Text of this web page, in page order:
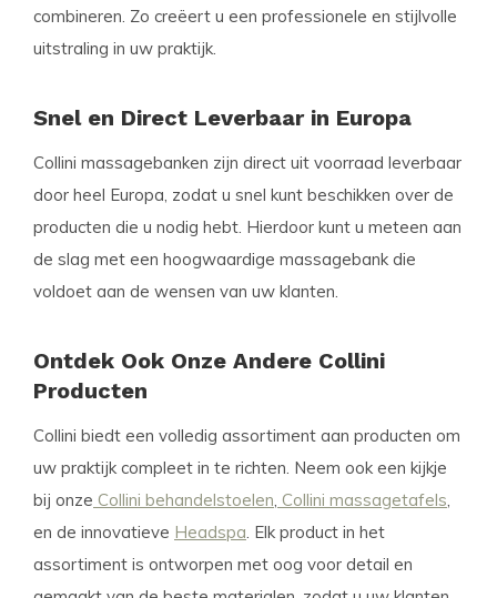
combineren. Zo creëert u een professionele en stijlvolle
uitstraling in uw praktijk.
Snel en Direct Leverbaar in Europa
Collini massagebanken zijn direct uit voorraad leverbaar
door heel Europa, zodat u snel kunt beschikken over de
producten die u nodig hebt. Hierdoor kunt u meteen aan
de slag met een hoogwaardige massagebank die
voldoet aan de wensen van uw klanten.
Ontdek Ook Onze Andere Collini
Producten
Collini biedt een volledig assortiment aan producten om
uw praktijk compleet in te richten. Neem ook een kijkje
bij onze Collini behandelstoelen, Collini massagetafels,
en de innovatieve Headspa. Elk product in het
assortiment is ontworpen met oog voor detail en